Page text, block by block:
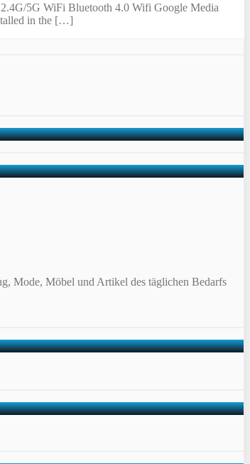
5G WiFi Bluetooth 4.0 Wifi Google Media
in the […]
Mode, Möbel und Artikel des täglichen Bedarfs